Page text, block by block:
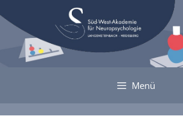
Inhalt
springen
Menü